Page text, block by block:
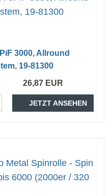
3000, Allround
19-81300
26,87 EUR
JETZT ANSEHEN